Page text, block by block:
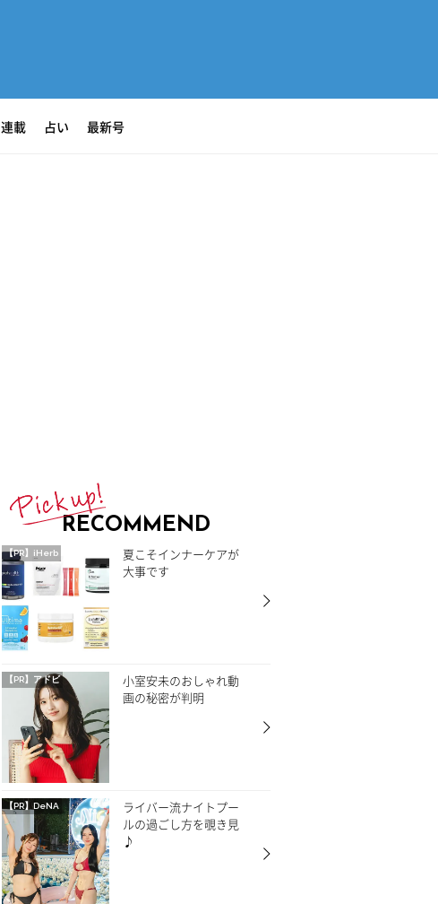
連載 占い 最新号
RECOMMEND
【PR】iHerb
夏こそインナーケアが
大事です
【PR】アドビ
小室安未のおしゃれ動
画の秘密が判明
【PR】DeNA
ライバー流ナイトプー
ルの過ごし方を覗き見
♪